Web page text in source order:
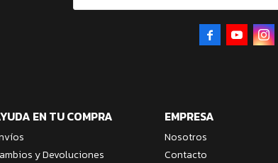
EN TU COMPRA
y Devoluciones
EMPRESA
Nosotros
Contacto
  